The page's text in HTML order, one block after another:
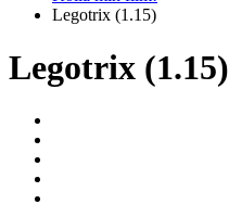
Legotrix (1.15)
Legotrix (1.15)